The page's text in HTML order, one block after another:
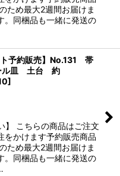
ため最大2週間お届けま
。同梱品も一緒に発送の
ト予約販売】No.131 帯
ル皿 土台 約
]
】 こちらの商品はご注文
をかけます予約販売商品
ため最大2週間お届けま
。同梱品も一緒に発送の